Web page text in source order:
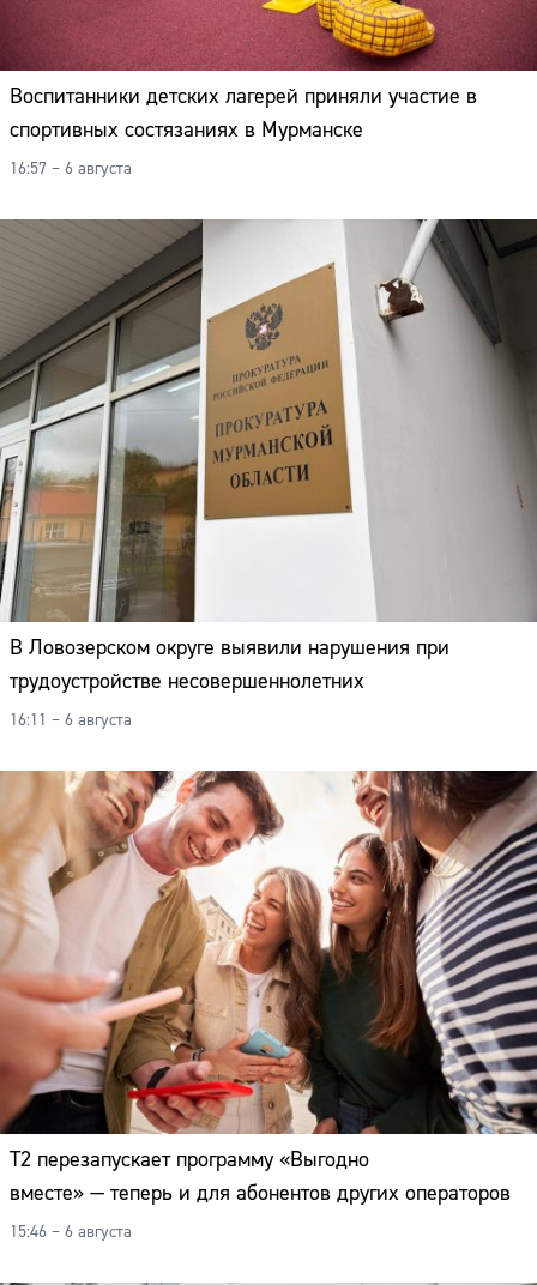
Воспитанники детских лагерей приняли участие в
спортивных состязаниях в Мурманске
16:57 – 6 августа
В Ловозерском округе выявили нарушения при
трудоустройстве несовершеннолетних
16:11 – 6 августа
Т2 перезапускает программу «Выгодно
вместе» — теперь и для абонентов других операторов
15:46 – 6 августа